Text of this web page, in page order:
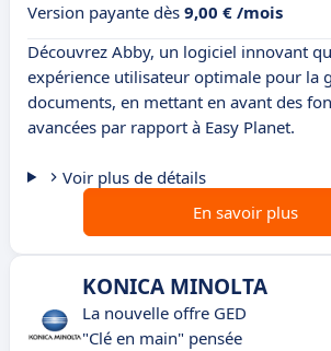
Version payante dès 9,00 € /mois
Découvrez Abby, un logiciel innovant
expérience utilisateur optimale pour la
documents, en mettant en avant des
avancées par rapport à Easy Planet.
Voir plus de détails
En savoir plus
KONICA MINOLTA
La nouvelle offre GED
"Clé en main" pensée